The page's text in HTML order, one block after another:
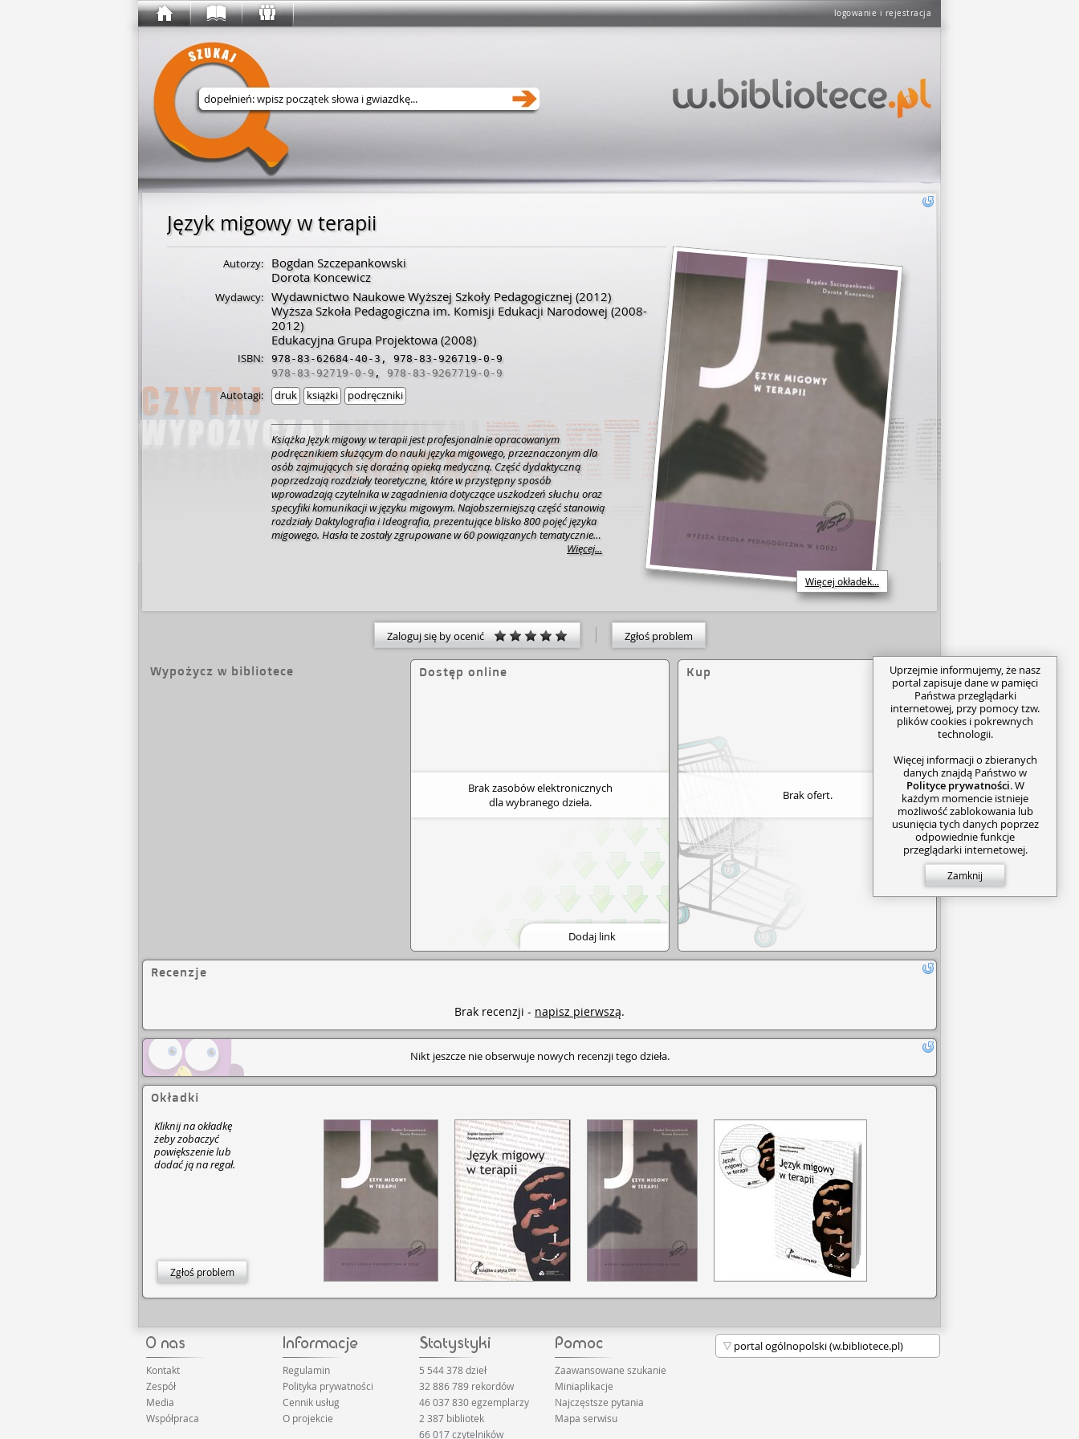
logowanie i rejestracja
Wyszukaj w serwisie
Język migowy w terapii
Więcej okładek...
Autorzy:
Bogdan Szczepankowski
Dorota Koncewicz
Wydawcy: Wydawnictwo Naukowe Wyższej Szkoły Pedagogicznej (2012)
Wyższa Szkoła Pedagogiczna im. Komisji Edukacji Narodowej (2008-
2012)
Edukacyjna Grupa Projektowa(2008)
ISBN: 978-83-62684-40-3 , 978-83-926719-0-9
978-83-92719-0-9, 978-83-9267719-0-9
Autotagi: druk książki podręczniki
Książka Język migowy w terapii jest profesjonalnie opracowanym
podręcznikiem służącym do nauki języka migowego, przeznaczonym dla
osób zajmujących się doraźną opieką medyczną. Część dydaktyczną
poprzedzają rozdziały teoretyczne, które w przystępny sposób
wprowadzają czytelnika w zagadnienia dotyczące uszkodzeń słuchu oraz
specyfiki komunikacji w języku migowym. Najobszerniejszą część stanowią
rozdziały Daktylografia i Ideografia, prezentujące blisko 800 pojęć języka
migowego. Hasła te zostały zgrupowane w 60 powiązanych tematycznie
lekcjach. Każde pojęcie - znak języka migowego - oprócz dokładnego opisu
migowym, jest natomiast pomocny w nawiązaniu kontaktu i
porozumiewaniu się w sytuacji udzielania pierwszej pomocy medycznej.
Więcej...
Zaloguj się by ocenić Zgłoś problem
Wypożycz w bibliotece Dostęp online
Brak zasobów elektronicznych
dla wybranego dzieła.
Dodaj link
Kup
Brak ofert.
Recenzje
Brak recenzji - napisz pierwszą.
Nikt jeszcze nie obserwuje nowych recenzji tego dzieła.
Okładki
Kliknij na okładkę
żeby zobaczyć
powiększenie lub
dodać ją na regał.
Zgłoś problem
Kontakt
Zespół
Media
Współpraca
Regulamin
Polityka prywatności
Cennik usług
O projekcie
5 544 378 dzieł
32 886 789 rekordów
46 037 830 egzemplarzy
2 387 bibliotek
66 017 czytelników
Zaawansowane szukanie
Miniaplikacje
Najczęstsze pytania
Mapa serwisu
Uprzejmie informujemy, że nasz
portal zapisuje dane w pamięci
Państwa przeglądarki
internetowej, przy pomocy tzw.
plików cookies i pokrewnych
technologii.
Więcej informacji o zbieranych
danych znajdą Państwo w
Polityce prywatności. W
każdym momencie istnieje
możliwość zablokowania lub
usunięcia tych danych poprzez
odpowiednie funkcje
przeglądarki internetowej.
Zamknij